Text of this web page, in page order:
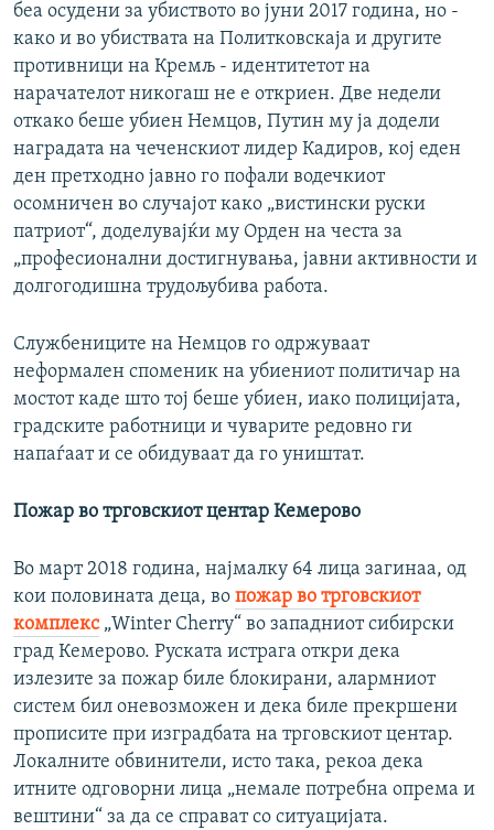
беа осудени за убиството во јуни 2017 година, но -
како и во убиствата на Политковскаја и другите
противници на Кремљ - идентитетот на
нарачателот никогаш не е откриен. Две недели
откако беше убиен Немцов, Путин му ја додели
наградата на чеченскиот лидер Кадиров, кој еден
ден претходно јавно го пофали водечкиот
осомничен во случајот како „вистински руски
патриот“, доделувајќи му Орден на честа за
„професионални достигнувања, јавни активности и
долгогодишна трудољубива работа.
Службениците на Немцов го одржуваат
неформален споменик на убиениот политичар на
мостот каде што тој беше убиен, иако полицијата,
градските работници и чуварите редовно ги
напаѓаат и се обидуваат да го уништат.
Пожар во трговскиот центар Кемерово
Во март 2018 година, најмалку 64 лица загинаа, од
кои половината деца, во пожар во трговскиот
комплекс„Winter Cherry“ во западниот сибирски
град Кемерово. Руската истрага откри дека
излезите за пожар биле блокирани, алармниот
систем бил оневозможен и дека биле прекршени
прописите при изградбата на трговскиот центар.
Локалните обвинители, исто така, рекоа дека
итните одговорни лица „немале потребна опрема и
вештини“ за да се справат со ситуацијата.